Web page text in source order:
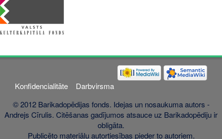
Konfidencialitāte
Darbvirsma
© 2012 Barikadopēdijas fonds. Idejas un nosaukuma autors -
Andrejs Cīrulis. Citēšanas gadījumos atsauce uz Barikadopēdiju ir
obligāta.
Publicēto materiālu autortiesības pieder to autoriem.